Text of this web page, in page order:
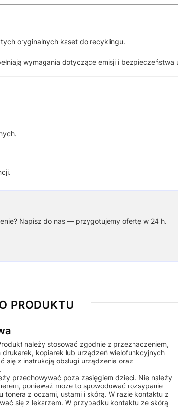
oryginalnych kaset do recyklingu.
wymagania dotyczące emisji i bezpieczeństwa
Napisz do nas — przygotujemy ofertę w 24 h.
PRODUKTU
należy stosować zgodnie z przeznaczeniem,
drukarek, kopiarek lub urządzeń wielofunkcyjnych
się z instrukcją obsługi urządzenia oraz
przechowywać poza zasięgiem dzieci. Nie należy
ponieważ może to spowodować rozsypanie
tonera z oczami, ustami i skórą. W razie kontaktu z
się z lekarzem. W przypadku kontaktu ze skórą